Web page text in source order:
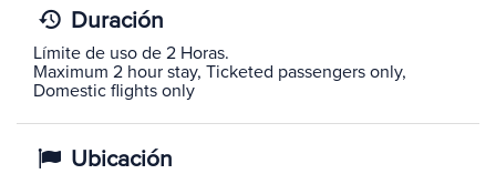
Duración
Límite de uso de 2 Horas.
Maximum 2 hour stay, Ticketed passengers only,
Domestic flights only
Ubicación